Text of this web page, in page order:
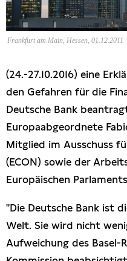
Anfragen (Archivseite)
Frankfurt am Main, Hessen, 01.12.2011
(24.-27.10.2016) eine
den Gefahren für die
Deutsche Bank
Europaabgeordnete
Mitglied im Ausschuss
(ECON) sowie der
Europäischen
"Die Deutsche Bank ist
Welt. Sie wird nicht
Aufweichung des Basel-